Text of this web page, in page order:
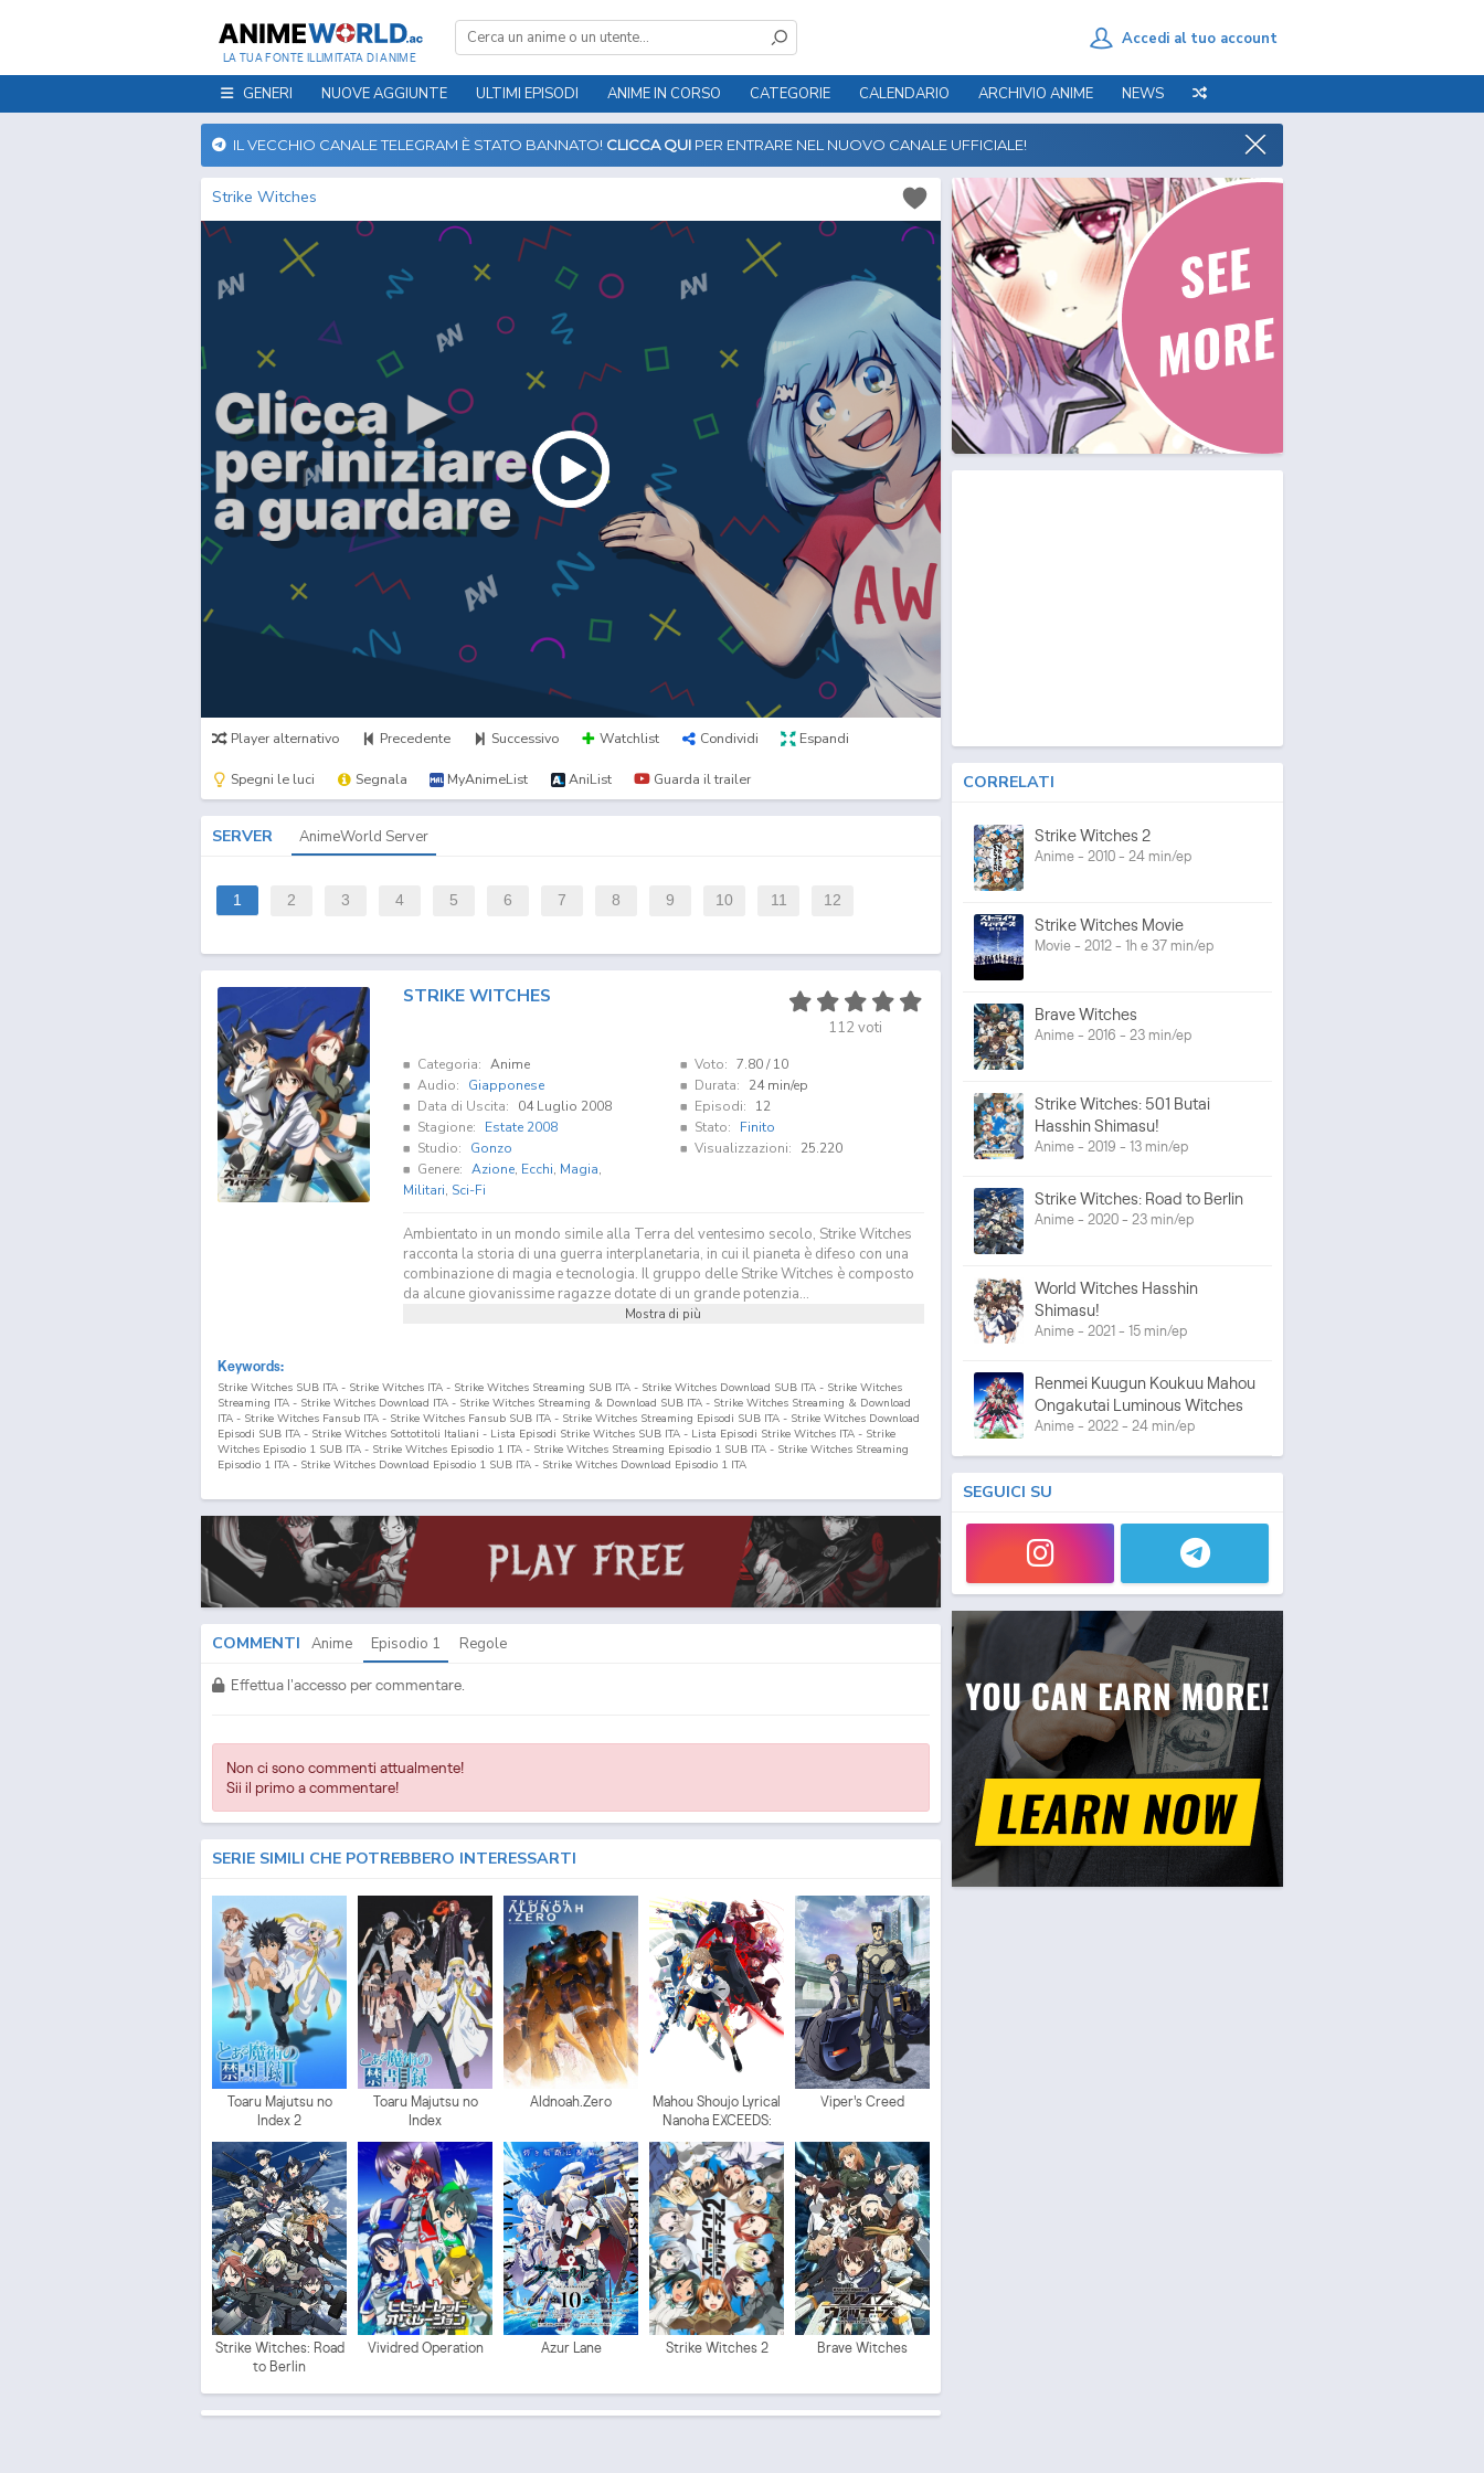
LA TUA FONTE ILLIMITATA DI ANIME
Accedi al tuo account
GENERI NUOVE AGGIUNTE ULTIMI EPISODI ANIME IN CORSO CATEGORIE CALENDARIO ARCHIVIO ANIME NEWS
IL VECCHIO CANALE TELEGRAM È STATO BANNATO! CLICCA QUI PER ENTRARE NEL NUOVO CANALE UFFICIALE!
Strike Witches
Player alternativo Precedente Successivo Watchlist Condividi Espandi
Spegni le luci Segnala MyAnimeList AniList Guarda il trailer
SERVER AnimeWorld Server
1 2 3 4 5 6 7 8 9 10 11 12
STRIKE WITCHES
112voti
Categoria: Anime
Audio:
Giapponese
Data di Uscita:
04 Luglio 2008
Stagione:
Estate 2008
Studio:
Gonzo
Genere: Azione, Ecchi, Magia,
Militari, Sci-Fi
Voto: 7.80/ 10
Durata:
24 min/ep
Episodi:
12
Stato:
Finito
Visualizzazioni:
25.220
Ambientato in un mondo simile alla Terra del ventesimo secolo, Strike Witches
racconta la storia di una guerra interplanetaria, in cui il pianeta è difeso con una
combinazione di magia e tecnologia. Il gruppo delle Strike Witches è composto
da alcune giovanissime ragazze dotate di un grande potenzia...
Mostra di più
Keywords:
Strike Witches SUB ITA - Strike Witches ITA - Strike Witches Streaming SUB ITA - Strike Witches Download SUB ITA - Strike Witches
Streaming ITA - Strike Witches Download ITA - Strike Witches Streaming & Download SUB ITA - Strike Witches Streaming & Download
ITA - Strike Witches Fansub ITA - Strike Witches Fansub SUB ITA - Strike Witches Streaming Episodi SUB ITA - Strike Witches Download
Episodi SUB ITA - Strike Witches Sottotitoli Italiani - Lista Episodi Strike Witches SUB ITA - Lista Episodi Strike Witches ITA - Strike
Witches Episodio 1 SUB ITA - Strike Witches Episodio 1 ITA - Strike Witches Streaming Episodio 1 SUB ITA - Strike Witches Streaming
Episodio 1 ITA - Strike Witches Download Episodio 1 SUB ITA - Strike Witches Download Episodio 1 ITA
COMMENTI Anime Episodio 1 Regole
Effettua l'accesso per commentare.
Non ci sono commenti attualmente!
Sii il primo a commentare!
SERIE SIMILI CHE POTREBBERO INTERESSARTI
Toaru Majutsu no
Index 2
Toaru Majutsu no
Index
Aldnoah.Zero
Mahou Shoujo Lyrical
Nanoha EXCEEDS:
Gun Blaze Vengeance
Viper's Creed
Strike Witches: Road
to Berlin
Vividred Operation Azur Lane Strike Witches 2 Brave Witches
CORRELATI
Strike Witches 2
Anime - 2010 - 24 min/ep
Strike Witches Movie
Movie - 2012 - 1h e 37 min/ep
Brave Witches
Anime - 2016 - 23 min/ep
Strike Witches: 501 Butai
Hasshin Shimasu!
Anime - 2019 - 13 min/ep
Strike Witches: Road to Berlin
Anime - 2020 - 23 min/ep
World Witches Hasshin
Shimasu!
Anime - 2021 - 15 min/ep
Renmei Kuugun Koukuu Mahou
Ongakutai Luminous Witches
Anime - 2022 - 24 min/ep
SEGUICI SU